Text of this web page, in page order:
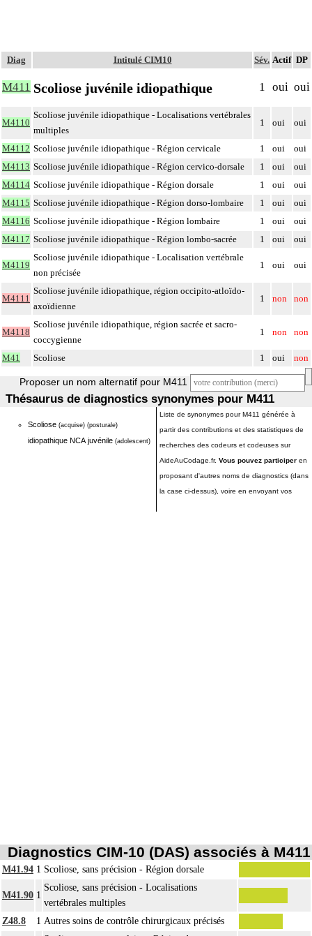
Diag Intitulé CIM10 Sév. Actif DP
M411 Scoliose juvénile idiopathique 1 oui oui
M4110
Scoliose juvénile idiopathique - Localisations vertébrales
multiples
1 oui oui
M4112 Scoliose juvénile idiopathique - Région cervicale 1 oui
oui
M4113 Scoliose juvénile idiopathique - Région cervico-dorsale 1 oui
oui
M4114 Scoliose juvénile idiopathique - Région dorsale 1 oui
oui
M4115 Scoliose juvénile idiopathique - Région dorso-lombaire 1 oui
oui
M4116 Scoliose juvénile idiopathique - Région lombaire 1 oui
oui
M4117 Scoliose juvénile idiopathique - Région lombo-sacrée 1 oui oui
M4119
Scoliose juvénile idiopathique - Localisation vertébrale
non précisée
1 oui oui
M4111
Scoliose juvénile idiopathique, région occipito-atloïdo-
axoïdienne
1 non non
M4118
Scoliose juvénile idiopathique, région sacrée et sacro-
coccygienne
1 non non
M41 Scoliose 1 oui non
Proposer un nom alternatif pour M411
Thésaurus de diagnostics synonymes pour M411
Scoliose (acquise) (posturale)
idiopathique NCA juvénile (adolescent)
Liste de synonymes pour M411 générée à
partir des contributions et des statistiques de
recherches des codeurs et codeuses sur
AideAuCodage.fr. Vous pouvez participer en
proposant d'autres noms de diagnostics (dans
la case ci-dessus), voire en envoyant vos
Diagnostics CIM-10 (DAS) associés à M411
M41.94 1 Scoliose, sans précision - Région dorsale
M41.90 1
Scoliose, sans précision - Localisations
vertébrales multiples
Z48.8
1 Autres soins de contrôle chirurgicaux précisés